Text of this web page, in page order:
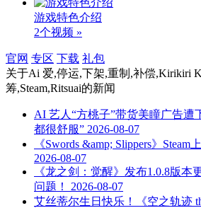
游戏特色介绍
2个视频 »
官网 专区 下载 礼包
关于Ai 爱,停运,下架,重制,补偿,Kirikiri
筹,Steam,Ritsuai的新闻
AI 艺人“方桃子”带货美瞳广告遭
都很舒服” 2026-08-07
《Swords &amp; Slippers》
2026-08-07
《龙之剑：觉醒》发布1.0.8版本
问题！
2026-08-07
艾丝蒂尔生日快乐！《空之轨迹